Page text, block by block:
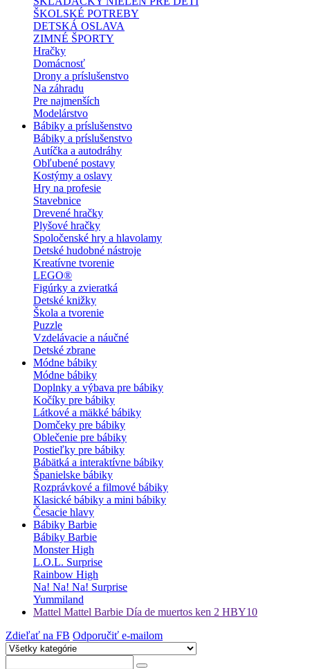
ŠKOLSKÉ POTREBY
DETSKÁ OSLAVA
ZIMNÉ ŠPORTY
Hračky
Domácnosť
Drony a príslušenstvo
Na záhradu
Pre najmenších
Modelárstvo
Bábiky a príslušenstvo
Bábiky a príslušenstvo
Autíčka a autodráhy
Obľubené postavy
Kostýmy a oslavy
Hry na profesie
Stavebnice
Drevené hračky
Plyšové hračky
Spoločenské hry a hlavolamy
Detské hudobné nástroje
Kreatívne tvorenie
LEGO®
Figúrky a zvieratká
Detské knižky
Škola a tvorenie
Puzzle
Vzdelávacie a náučné
Detské zbrane
Módne bábiky
Módne bábiky
Doplnky a výbava pre bábiky
Kočíky pre bábiky
Látkové a mäkké bábiky
Domčeky pre bábiky
Oblečenie pre bábiky
Postieľky pre bábiky
Bábätká a interaktívne bábiky
Španielske bábiky
Rozprávkové a filmové bábiky
Klasické bábiky a mini bábiky
Česacie hlavy
Bábiky Barbie
Bábiky Barbie
Monster High
L.O.L. Surprise
Rainbow High
Na! Na! Na! Surprise
Yummiland
Mattel Mattel Barbie Día de muertos ken 2 HBY10
Zdieľať na FB Odporučiť e-mailom